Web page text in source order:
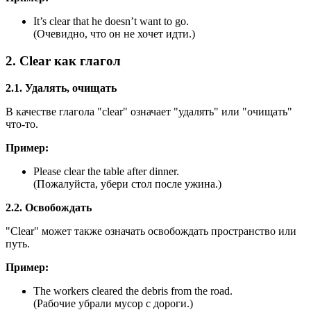
It’s clear that he doesn’t want to go.
(Очевидно, что он не хочет идти.)
2. Clear как глагол
2.1. Удалять, очищать
В качестве глагола "clear" означает "удалять" или "очищать"
что-то.
Пример:
Please clear the table after dinner.
(Пожалуйста, убери стол после ужина.)
2.2. Освобождать
"Clear" может также означать освобождать пространство или
путь.
Пример:
The workers cleared the debris from the road.
(Рабочие убрали мусор с дороги.)